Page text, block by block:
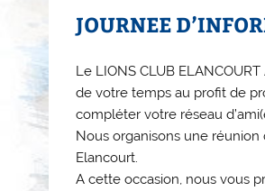
JOURNEE
Le LIONS CLUB
de votre temps au profit de
compléter votre réseau
Nous organisons une réunion
Elancourt.
A cette occasion, nous vous